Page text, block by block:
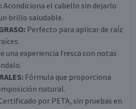
Acondiciona el cabello sin dejarlo
brillo saludable.
Perfecto para aplicar de raíz
una experiencia fresca con notas
Fórmula que proporciona
natural.
por PETA, sin pruebas en